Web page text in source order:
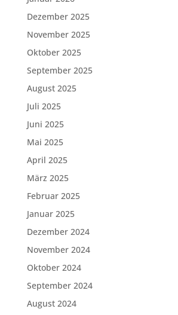
Dezember 2025
November 2025
Oktober 2025
September 2025
August 2025
Juli 2025
Juni 2025
Mai 2025
April 2025
März 2025
Februar 2025
Januar 2025
Dezember 2024
November 2024
Oktober 2024
September 2024
August 2024